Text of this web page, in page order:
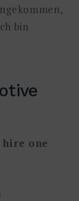
bin
hire one